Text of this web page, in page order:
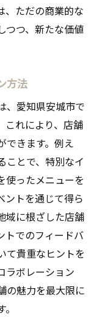
イン
強化
を築くデザイ
ザイン
ト
例
戦略
り方
舗設計
、ただの商業的な
つつ、新たな価値
方法
、愛知県安城市で
これにより、店舗
できます。例え
ことで、特別なイ
使ったメニューを
ントを通じて得ら
域に根ざした店舗
トでのフィードバ
て貴重なヒントを
ラボレーション
の魅力を最大限に